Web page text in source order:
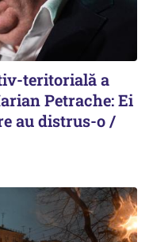
teritorială a
Petrache: Ei
au distrus-o /